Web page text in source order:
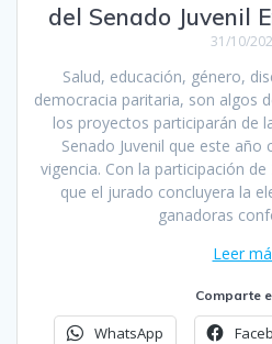
del Senado Juvenil
31/10/
Salud, educación, género,
democracia paritaria, son algos
los proyectos participarán de
Senado Juvenil que este año
vigencia. Con la participación
que el jurado concluyera la
ganadoras
Leer
Comparte
WhatsApp